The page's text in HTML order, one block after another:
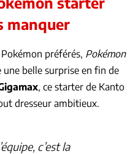
manquer
préférés, Pokémon
belle surprise en fin de
, ce starter de Kanto
dresseur ambitieux.
c’est la